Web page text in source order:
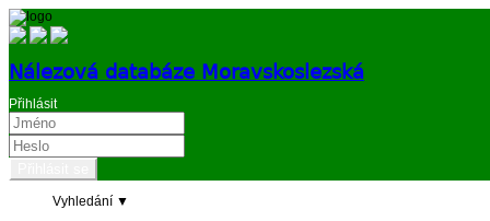
Nálezová databáze Moravskoslezská
Přihlásit
Vyhledání ▼